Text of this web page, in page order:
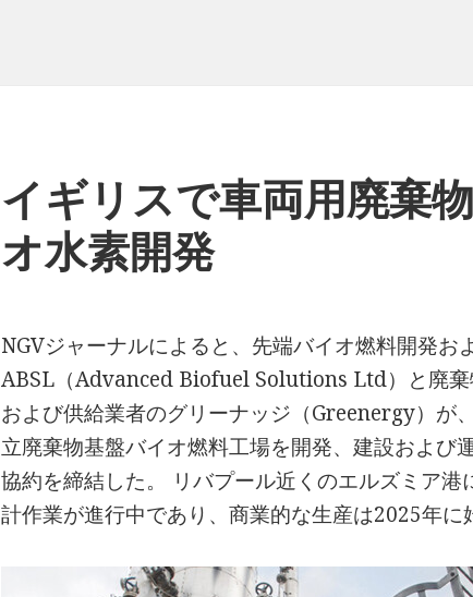
イギリスで車両用廃棄
オ水素開発
NGVジャーナルによると、先端バイオ燃料開発お
ABSL（Advanced Biofuel Solutions Ltd）と廃棄
および供給業者のグリーナッジ（Greenergy）が
立廃棄物基盤バイオ燃料工場を開発、建設および
協約を締結した。 リバプール近くのエルズミア港
計作業が進行中であり、商業的な生産は2025年に